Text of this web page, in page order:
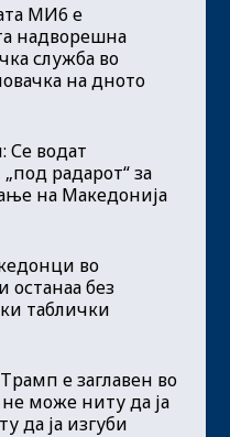
МИ6 е
надворешна
служба во
на дното
Се водат
радарот“ за
на Македонија
во
останаа без
таблички
е заглавен во
може ниту да ја
да ја изгуби